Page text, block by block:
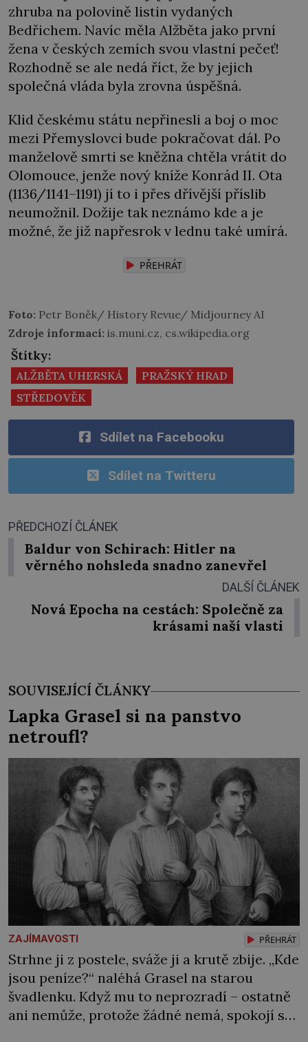
zhruba na polovině listin vydaných
Bedřichem. Navíc měla Alžběta jako první
žena v českých zemích svou vlastní pečeť!
Rozhodně se ale nedá říct, že by jejich
společná vláda byla zrovna úspěšná.
Klid českému státu nepřinesli a boj o moc
mezi Přemyslovci bude pokračovat dál. Po
manželově smrti se kněžna chtěla vrátit do
Olomouce, jenže nový kníže Konrád II. Ota
(1136/1141–1191) jí to i přes dřívější příslib
neumožnil. Dožije tak neznámo kde a je
možné, že již napřesrok v lednu také umírá.
PŘEHRÁT
Foto: Petr Boněk/ History Revue/ Midjourney AI
Zdroje informací: is.muni.cz, cs.wikipedia.org
Štítky:
ALŽBĚTA UHERSKÁ
PRAŽSKÝ HRAD
STŘEDOVĚK
Sdílet na Facebooku
Sdílet na Twitteru
PŘEDCHOZÍ ČLÁNEK
Baldur von Schirach: Hitler na
věrného nohsleda snadno zanevřel
DALŠÍ ČLÁNEK
Nová Epocha na cestách: Společně za
krásami naší vlasti
SOUVISEJÍCÍ ČLÁNKY
Lapka Grasel si na panstvo
netroufl?
ZAJÍMAVOSTI PŘEHRÁT
Strhne ji z postele, sváže ji a krutě zbije. „Kde
jsou peníze?“ naléhá Grasel na starou
švadlenku. Když mu to neprozradí – ostatně
ani nemůže, protože žádné nemá, spokojí se